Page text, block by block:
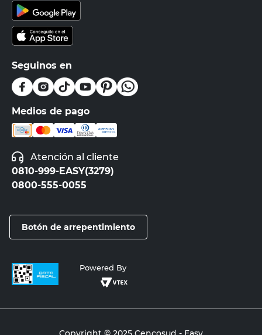
Seguinos en
Medios de pago
Atención al cliente
0810-999-EASY(3279)
0800-555-0055
Botón de arrepentimiento
Powered By